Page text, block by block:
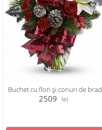
Buchet cu flori și conuri de brad
2509 lei